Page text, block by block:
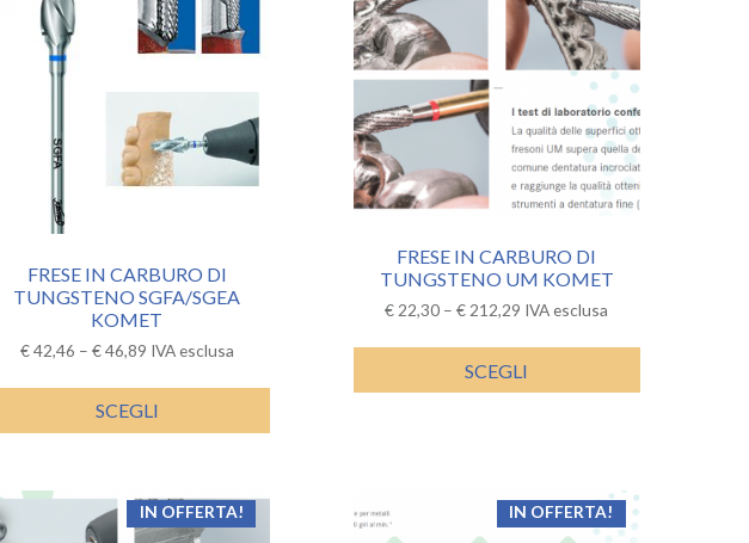
FRESE IN CARBURO DI
TUNGSTENO SGFA/SGEA
KOMET
€42,46 – €46,89 IVA esclusa
SCEGLI
FRESE IN CARBURO DI
TUNGSTENO UM KOMET
€22,30 –€212,29 IVA esclusa
SCEGLI
IN OFFERTA! IN OFFERTA!